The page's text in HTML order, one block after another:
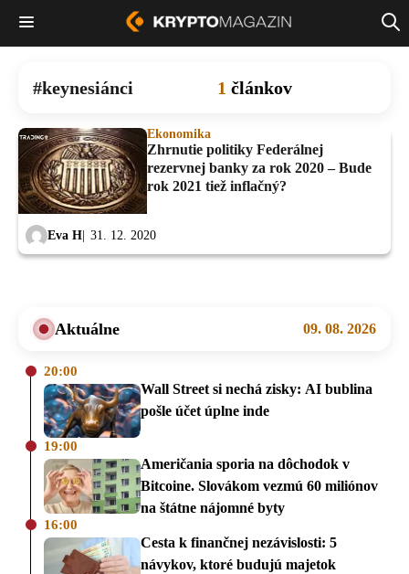
keynesiánci 1 článkov
Ekonomika
Zhrnutie politiky Federálnej
rezervnej banky za rok 2020 – Bude
rok 2021 tiež inflačný?
Eva H 31. 12. 2020
Aktuálne 09. 08. 2026
20:00
Wall Street si nechá zisky: AI bublina
pošle účet úplne inde
19:00
Američania sporia na dôchodok v
Bitcoine. Slovákom vezmú 60 miliónov
na štátne nájomné byty
16:00
Cesta k finančnej nezávislosti: 5
návykov, ktoré budujú majetok